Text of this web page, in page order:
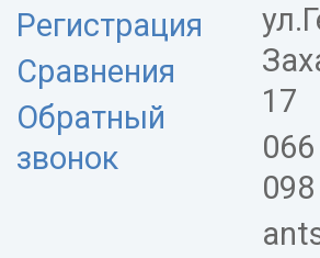
Регистрация
Сравнения
Обратный
звонок
17